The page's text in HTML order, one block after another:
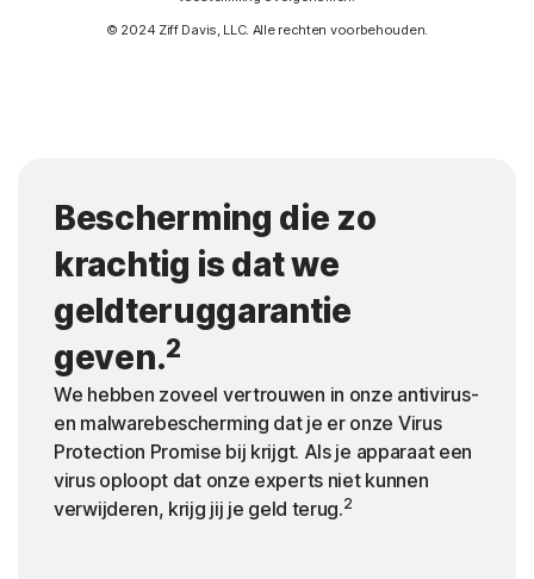
© 2024 Ziff Davis, LLC. Alle rechten voorbehouden.
Bescherming die zo
krachtig is dat we
geldteruggarantie
geven.2
We hebben zoveel vertrouwen in onze antivirus-
en malwarebescherming dat je er onze Virus
Protection Promise bij krijgt. Als je apparaat een
virus oploopt dat onze experts niet kunnen
verwijderen, krijg jij je geld terug.2